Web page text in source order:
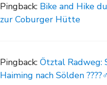
Pingback: Bike and Hike
zur Coburger Hütte
Pingback: Ötztal Radweg:
Haiming nach Sölden ????‍♂️